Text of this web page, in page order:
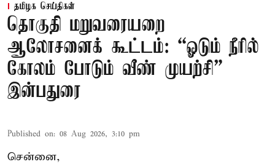
தமிழக செய்திகள்
தொகுதி மறுவரையறை
ஆலோசனைக் கூட்டம்: “ஓடும் நீரில்
கோலம் போடும் வீண் முயற்சி” –
இன்பதுரை
Published on: 08 Aug 2026, 3:10 pm
சென்னை,